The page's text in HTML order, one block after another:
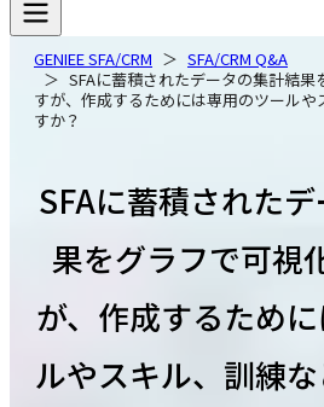
GENIEE SFA/CRM
SFA/CRM Q&A
SFAに蓄積されたデータの集計結
すが、作成するためには専用のツール
すか？
SFAに蓄積された
果をグラフで可視
が、作成するため
ルやスキル、訓練